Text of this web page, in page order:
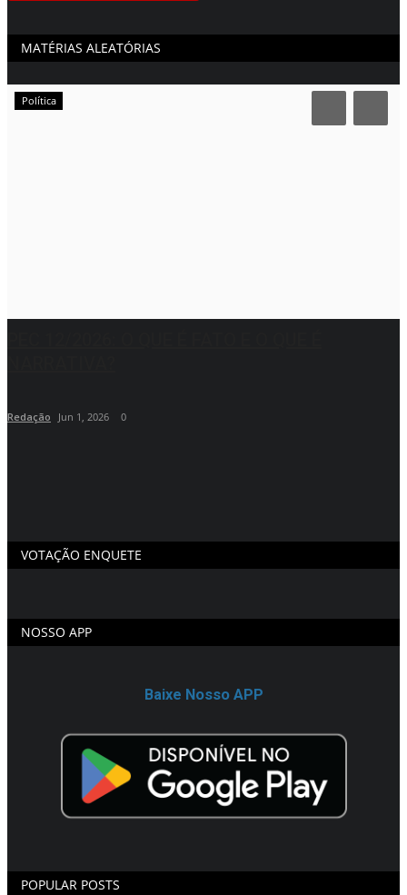
MATÉRIAS ALEATÓRIAS
Política
Redação Jun 1, 2026 0
VOTAÇÃO ENQUETE
NOSSO APP
Baixe Nosso APP
POPULAR POSTS